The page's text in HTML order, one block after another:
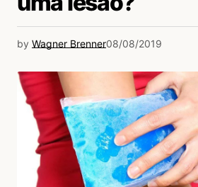
by Wagner Brenner08/08/2019